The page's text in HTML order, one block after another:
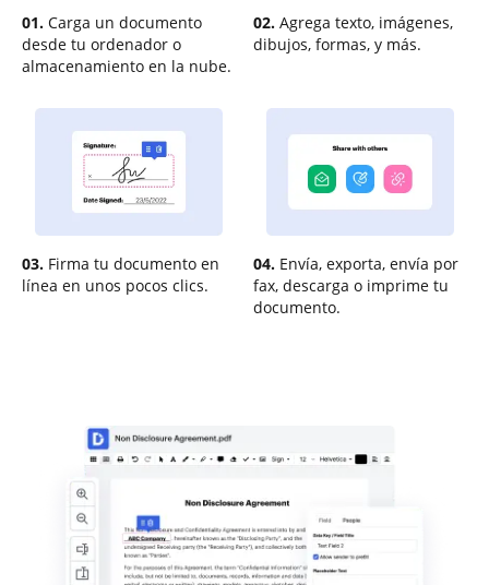
01. Carga un documento
desde tu ordenador o
almacenamiento en la nube.
02. Agrega texto, imágenes,
dibujos, formas, y más.
03. Firma tu documento en
línea en unos pocos clics.
04. Envía, exporta, envía por
fax, descarga o imprime tu
documento.